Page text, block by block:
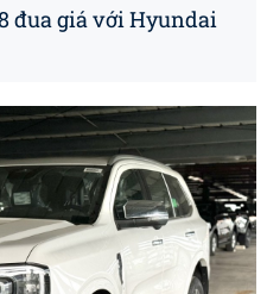
đua giá với Hyundai